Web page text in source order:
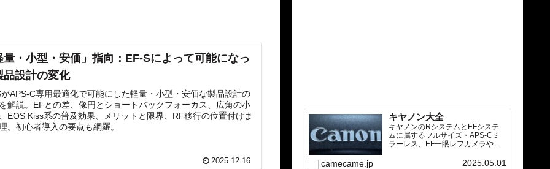
量・小型・安価」指向：EF-Sによって可能になっ
品設計の変化
APS-C専用最適化で可能にした軽量・小型・安価な製品設計の
解説。EFとの差、像円とショートバックフォーカス、広角の小
EOS Kiss系の普及効果、メリットと限界、RF移行の位置付けま
。初心者導入の要点も網羅。
2025.12.16
キヤノン大全
キヤノンのRシステムとEFシステ
ムに属するフルサイズ・APS-Cミ
ラーレス、EF一眼レフカメラや
望遠）をカテゴリ別に網羅し、効
camecame.jp 2025.05.01